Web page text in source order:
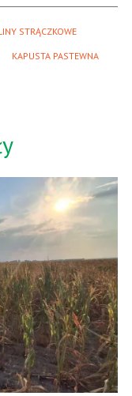
STRĄCZKOWE
KAPUSTA PASTEWNA